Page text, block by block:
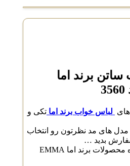
برند اما
لباس خواب برند اماتکی و
های مد نظرتون رو انتخاب
بدید …
ارائه کننده محصولات برند اما EMMA